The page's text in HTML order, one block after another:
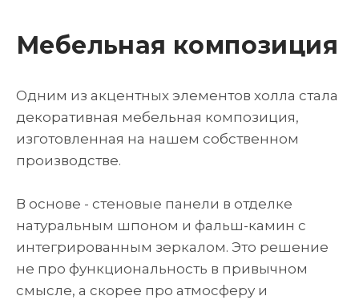
Мебельная композиция
Одним из акцентных элементов холла стала
декоративная мебельная композиция,
изготовленная на нашем собственном
производстве.
В основе - стеновые панели в отделке
натуральным шпоном и фальш-камин с
интегрированным зеркалом. Это решение
не про функциональность в привычном
смысле, а скорее про атмосферу и